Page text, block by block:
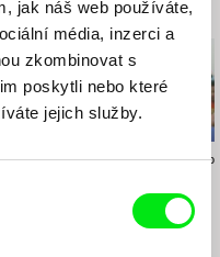
jak náš web používáte,
média, inzerci a
zkombinovat s
poskytli nebo které
jejich služby.
the Jury - Docs Against
2015
the Jury - East Silver Market
- Mediawave 2016
der Hulst Rozálie